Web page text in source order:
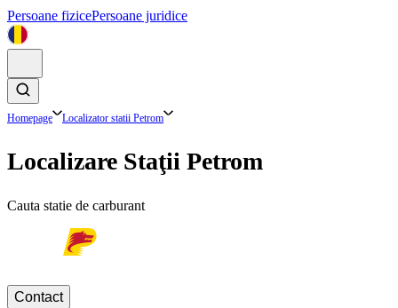
Persoane fizicePersoane juridice
Homepage Localizator statii Petrom
Localizare Staţii Petrom
Cauta statie de carburant
Contact